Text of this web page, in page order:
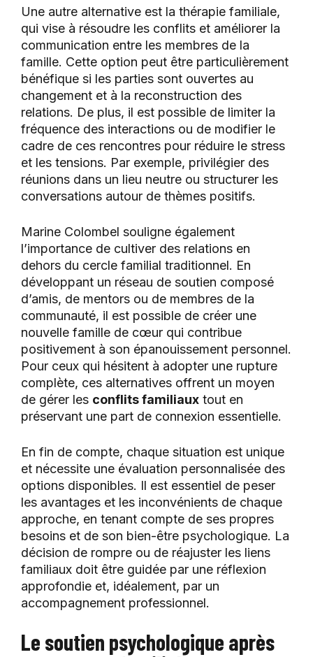
Une autre alternative est la thérapie familiale,
qui vise à résoudre les conflits et améliorer la
communication entre les membres de la
famille. Cette option peut être particulièrement
bénéfique si les parties sont ouvertes au
changement et à la reconstruction des
relations. De plus, il est possible de limiter la
fréquence des interactions ou de modifier le
cadre de ces rencontres pour réduire le stress
et les tensions. Par exemple, privilégier des
réunions dans un lieu neutre ou structurer les
conversations autour de thèmes positifs.
Marine Colombel souligne également
l’importance de cultiver des relations en
dehors du cercle familial traditionnel. En
développant un réseau de soutien composé
d’amis, de mentors ou de membres de la
communauté, il est possible de créer une
nouvelle famille de cœur qui contribue
positivement à son épanouissement personnel.
Pour ceux qui hésitent à adopter une rupture
complète, ces alternatives offrent un moyen
de gérer les conflits familiaux tout en
préservant une part de connexion essentielle.
En fin de compte, chaque situation est unique
et nécessite une évaluation personnalisée des
options disponibles. Il est essentiel de peser
les avantages et les inconvénients de chaque
approche, en tenant compte de ses propres
besoins et de son bien-être psychologique. La
décision de rompre ou de réajuster les liens
familiaux doit être guidée par une réflexion
approfondie et, idéalement, par un
accompagnement professionnel.
Le soutien psychologique après